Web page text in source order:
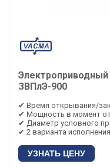
ЗВПлЭ-900
✔ Время открывания/
✔ Мощность в момент
✔ Диаметр условного
✔ 2 варианта исполнения
УЗНАТЬ ЦЕНУ